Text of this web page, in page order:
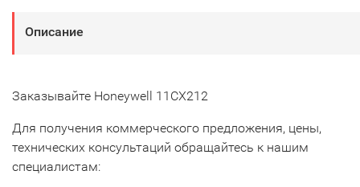
Описание
Заказывайте Honeywell 11CX212
Для получения коммерческого предложения, цены,
технических консультаций обращайтесь к нашим
специалистам: